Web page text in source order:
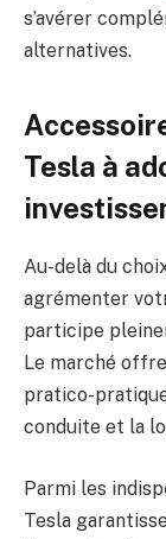
s’avérer
alternatives.
Tesla à
Au-delà du
agrémenter
participe
Le marché
pratico-
conduite et la
Parmi les
Tesla